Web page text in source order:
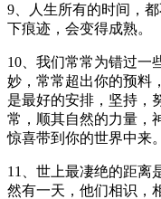
9、人生所有的时间，
下痕迹，会变得成熟。
10、我们常常为错过一
妙，常常超出你的预料
是最好的安排，坚持，
常，顺其自然的力量，
惊喜带到你的世界中来。
11、世上最凄绝的距离
然有一天，他们相识，